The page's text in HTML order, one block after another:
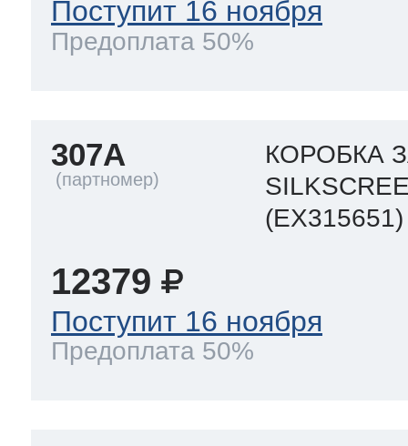
Поступит 16 ноября
Предоплата 50%
307A
КОРОБКА
(EX315651)
12379
Поступит 16 ноября
Предоплата 50%